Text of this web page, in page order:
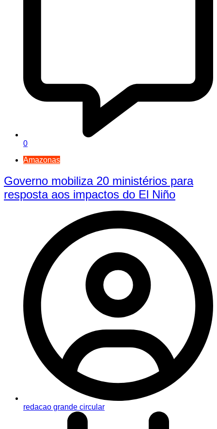
0
Amazonas
Governo mobiliza 20 ministérios para
resposta aos impactos do El Niño
redacao grande circular